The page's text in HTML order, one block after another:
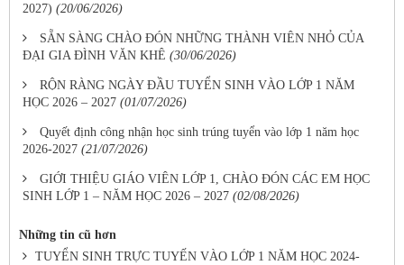
2027) (20/06/2026)
SẴN SÀNG CHÀO ĐÓN NHỮNG THÀNH VIÊN NHỎ CỦA
ĐẠI GIA ĐÌNH VĂN KHÊ (30/06/2026)
RỘN RÀNG NGÀY ĐẦU TUYỂN SINH VÀO LỚP 1 NĂM
HỌC 2026 – 2027 (01/07/2026)
Quyết định công nhận học sinh trúng tuyển vào lớp 1 năm học
2026-2027 (21/07/2026)
GIỚI THIỆU GIÁO VIÊN LỚP 1, CHÀO ĐÓN CÁC EM HỌC
SINH LỚP 1 – NĂM HỌC 2026 – 2027 (02/08/2026)
Những tin cũ hơn
TUYỂN SINH TRỰC TUYẾN VÀO LỚP 1 NĂM HỌC 2024-